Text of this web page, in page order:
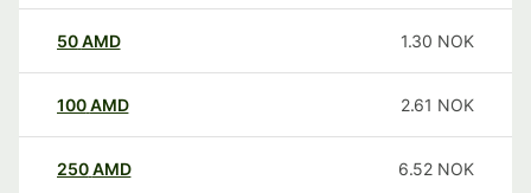
50AMD 1.30 NOK
100AMD 2.61 NOK
250AMD 6.52 NOK